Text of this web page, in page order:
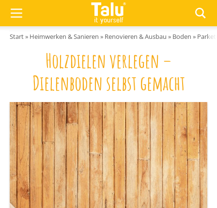
Start» Heimwerken & Sanieren » Renovieren & Ausbau » Boden »
Holzdielen verlegen –
Dielenboden selbst gemacht